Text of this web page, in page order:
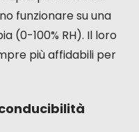
funzionare su una
(0-100% RH). Il loro
più affidabili per